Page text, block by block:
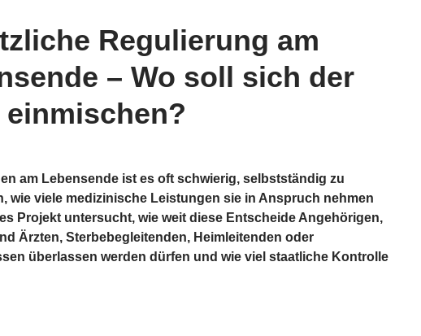
Regulierung am
– Wo soll sich der
einmischen?
am Lebensende ist es oft schwierig, selbstständig zu
wie viele medizinische Leistungen sie in Anspruch nehmen
Projekt untersucht, wie weit diese Entscheide Angehörigen,
Ärzten, Sterbebegleitenden, Heimleitenden oder
überlassen werden dürfen und wie viel staatliche Kontrolle